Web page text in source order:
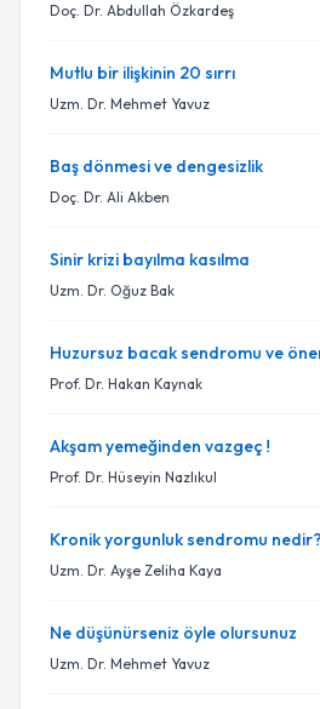
Doç. Dr. Abdullah Özkardeş
Mutlu bir ilişkinin 20 sırrı
Uzm. Dr. Mehmet Yavuz
Baş dönmesi ve dengesizlik
Doç. Dr. Ali Akben
Sinir krizi bayılma kasılma
Uzm. Dr. Oğuz Bak
Huzursuz bacak sendromu ve
Prof. Dr. Hakan Kaynak
Akşam yemeğinden vazgeç !
Prof. Dr. Hüseyin Nazlıkul
Kronik yorgunluk sendromu nedir?
Uzm. Dr. Ayşe Zeliha Kaya
Ne düşünürseniz öyle olursunuz
Uzm. Dr. Mehmet Yavuz